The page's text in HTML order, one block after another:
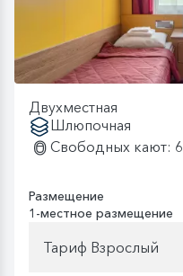
Двухместная
Шлюпочная
Свободных кают: 6
Размещение
1-местное размещение
Тариф Взрослый